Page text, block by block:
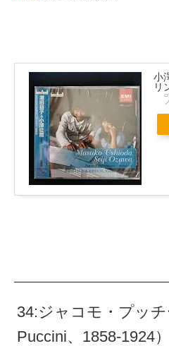
小
リ
34:ジャコモ・プッ
Puccini、1858-1924）